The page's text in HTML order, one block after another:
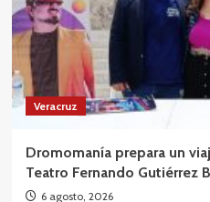
Veracruz
Dromomanía prepara un
Teatro Fernando Gutiérrez
6 agosto, 2026